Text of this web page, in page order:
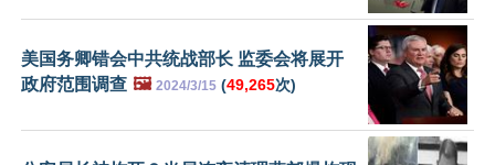
美国务卿错会中共统战部长 监委会将展开
政府范围调查 🖼️ 2024/3/15 (49,265次)